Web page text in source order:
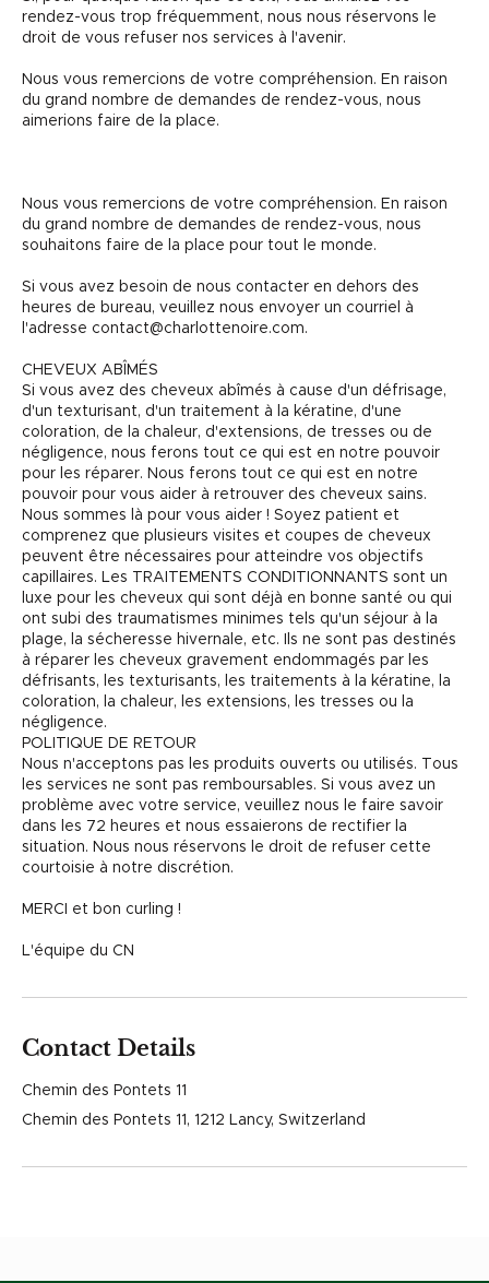
rendez-vous trop fréquemment, nous nous réservons le
droit de vous refuser nos services à l'avenir.
Nous vous remercions de votre compréhension. En raison
du grand nombre de demandes de rendez-vous, nous
aimerions faire de la place.
Nous vous remercions de votre compréhension. En raison
du grand nombre de demandes de rendez-vous, nous
souhaitons faire de la place pour tout le monde.
Si vous avez besoin de nous contacter en dehors des
heures de bureau, veuillez nous envoyer un courriel à
l'adresse contact@charlottenoire.com.
CHEVEUX ABÎMÉS
Si vous avez des cheveux abîmés à cause d'un défrisage,
d'un texturisant, d'un traitement à la kératine, d'une
coloration, de la chaleur, d'extensions, de tresses ou de
négligence, nous ferons tout ce qui est en notre pouvoir
pour les réparer. Nous ferons tout ce qui est en notre
pouvoir pour vous aider à retrouver des cheveux sains.
Nous sommes là pour vous aider ! Soyez patient et
comprenez que plusieurs visites et coupes de cheveux
peuvent être nécessaires pour atteindre vos objectifs
capillaires. Les TRAITEMENTS CONDITIONNANTS sont un
luxe pour les cheveux qui sont déjà en bonne santé ou qui
ont subi des traumatismes minimes tels qu'un séjour à la
plage, la sécheresse hivernale, etc. Ils ne sont pas destinés
à réparer les cheveux gravement endommagés par les
défrisants, les texturisants, les traitements à la kératine, la
coloration, la chaleur, les extensions, les tresses ou la
négligence.
POLITIQUE DE RETOUR
Nous n'acceptons pas les produits ouverts ou utilisés. Tous
les services ne sont pas remboursables. Si vous avez un
problème avec votre service, veuillez nous le faire savoir
dans les 72 heures et nous essaierons de rectifier la
situation. Nous nous réservons le droit de refuser cette
courtoisie à notre discrétion.
MERCI et bon curling !
L'équipe du CN
Contact Details
Chemin des Pontets 11
Chemin des Pontets 11, 1212 Lancy, Switzerland